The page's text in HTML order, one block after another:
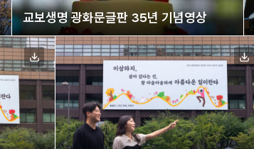
교보생명 광화문글판 35년 기념영상